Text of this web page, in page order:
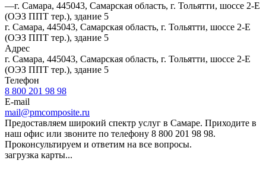
—г. Самара, 445043, Самарская область, г. Тольятти, шоссе 2-Е
(ОЭЗ ППТ тер.), здание 5
г. Самара, 445043, Самарская область, г. Тольятти, шоссе 2-Е
(ОЭЗ ППТ тер.), здание 5
Адрес
г. Самара, 445043, Самарская область, г. Тольятти, шоссе 2-Е
(ОЭЗ ППТ тер.), здание 5
Телефон
8 800 201 98 98
E-mail
mail@pmcomposite.ru
Предоставляем широкий спектр услуг в Самаре. Приходите в
наш офис или звоните по телефону 8 800 201 98 98.
Проконсультируем и ответим на все вопросы.
загрузка карты...